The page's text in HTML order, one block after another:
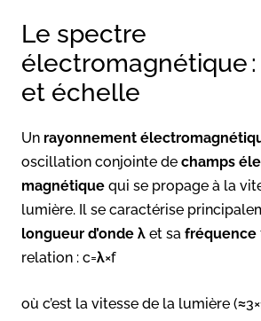
Le spectre
électromagnétique
et échelle
Un rayonnement
oscillation conjointe de champs
magnétique qui se propage à la
lumière. Il se caractérise
longueur d’onde λ et sa fréquence
relation : c=λ×f
où c’est la vitesse de la lumière